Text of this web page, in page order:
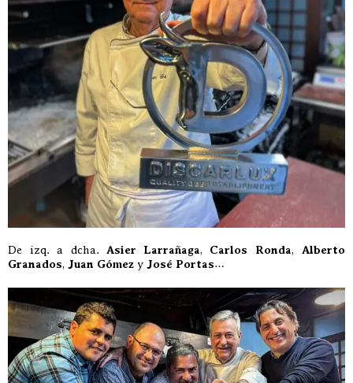
De izq. a dcha. Asier Larrañaga, Carlos Ronda, Alberto
Granados, Juan Gómez y José Portas…